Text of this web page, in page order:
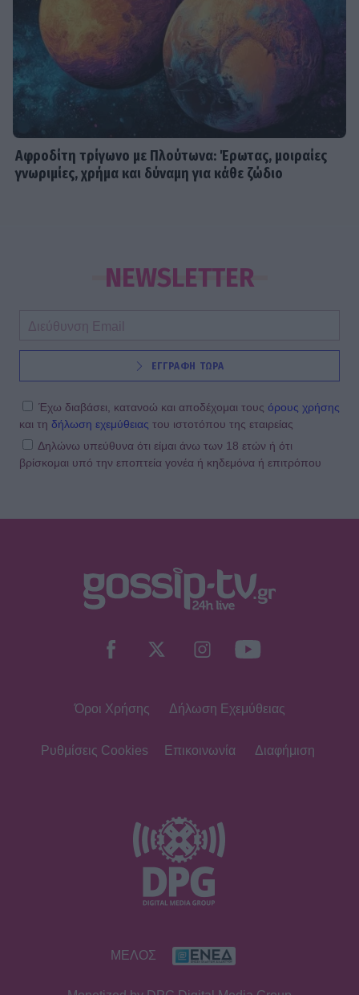
Αφροδίτη τρίγωνο με Πλούτωνα: Έρωτας, μοιραίες
γνωριμίες, χρήμα και δύναμη για κάθε ζώδιο
NEWSLETTER
ΕΓΓΡΑΦΗ ΤΩΡΑ
Έχω διαβάσει, κατανοώ και αποδέχομαι τους όρους χρήσης
και τη δήλωση εχεμύθειας του ιστοτόπου της εταιρείας
Δηλώνω υπεύθυνα ότι είμαι άνω των 18 ετών ή ότι
βρίσκομαι υπό την εποπτεία γονέα ή κηδεμόνα ή επιτρόπου
Όροι Χρήσης Δήλωση Εχεμύθειας
Ρυθμίσεις Cookies Επικοινωνία Διαφήμιση
ΜΕΛΟΣ